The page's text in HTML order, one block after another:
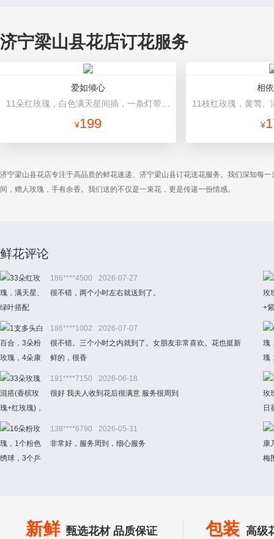
济宁梁山县花店订花服务
爱如倾心
¥199
相
¥
济宁梁山县花店专注于高品质的鲜花速递、济宁梁山县订花送花服务。我们深知每
间，赠人玫瑰，手有余香。我们送的不仅是一束花，更是传递一份情感。
鲜花评论
186****4500
2026-07-27
很不错，两个小时左右就送到了。
186****1002
2026-07-07
很不错。三个小时之内就到了。女朋友非常喜欢。花也挺新
鲜的，很香
191****7150
2026-06-18
很好 我夫人收到花后很满意 服务很周到
138****6790
2026-05-31
非常好，服务周到，细心服务
新鲜 甄选花材 品质保证 包装 高级